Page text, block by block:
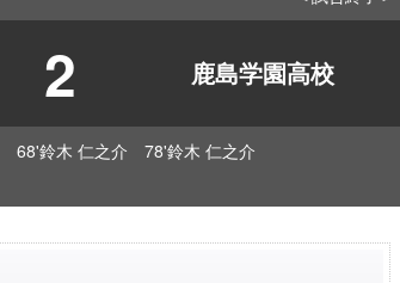
2 鹿島学園高校
68'鈴木 仁之介 78'鈴木 仁之介